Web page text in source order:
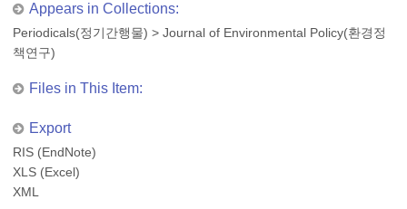
Appears in Collections:
Periodicals(정기간행물) > Journal of Environmental Policy(환경정
책연구)
Files in This Item:
Export
RIS (EndNote)
XLS (Excel)
XML